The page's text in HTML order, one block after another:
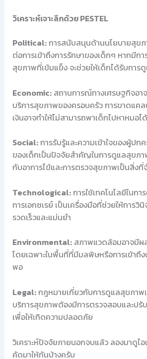
วิเคราะห์เจาะลึกด้วย PESTEL
Political:การสนับสนุนด้านนโยบายสุข
ต่อการเข้าถึงการรักษาของเด็กๆ หากมีก
สุขภาพที่เข้มแข็ง จะช่วยให้เด็กได้รับการ
Economic:สถานการณ์ทางเศรษฐกิจอา
บริการสุขภาพของครอบครัว การขาดแค
เงินอาจทำให้ไม่สามารถพาเด็กไปหาหมอไ
Social:การรับรู้และความเข้าใจของผู้ปก
ของเด็กเป็นปัจจัยสำคัญในการดูแลสุขภา
กับอาการไข้และการตรวจสุขภาพเป็นสิ่งที่
Technological:การใช้เทคโนโลยีในกา
การเอกซเรย์ เป็นเครื่องมือที่ช่วยให้การวิ
รวดเร็วและแม่นยำ
Environmental:สภาพแวดล้อมอาจมีผ
โดยเฉพาะในพื้นที่ที่มีมลพิษหรือการเข้าถึง
พอ
Legal:กฎหมายเกี่ยวกับการดูแลสุขภาพเ
บริการสุขภาพต้องมีการตรวจสอบและปรั
เพื่อให้เกิดความปลอดภัย
วิเคราะห์ปัจจัยภายนอกจบแล้ว ลองมาดูไ
คัดมาให้กันบ้างครับ